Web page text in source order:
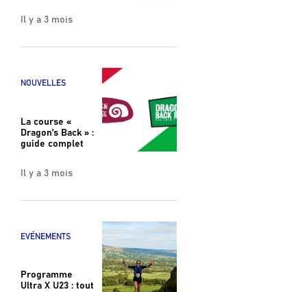
Il y a 3 mois
NOUVELLES
La course «
Dragon’s Back » :
guide complet
Il y a 3 mois
EVÉNEMENTS
Programme
Ultra X U23 : tout